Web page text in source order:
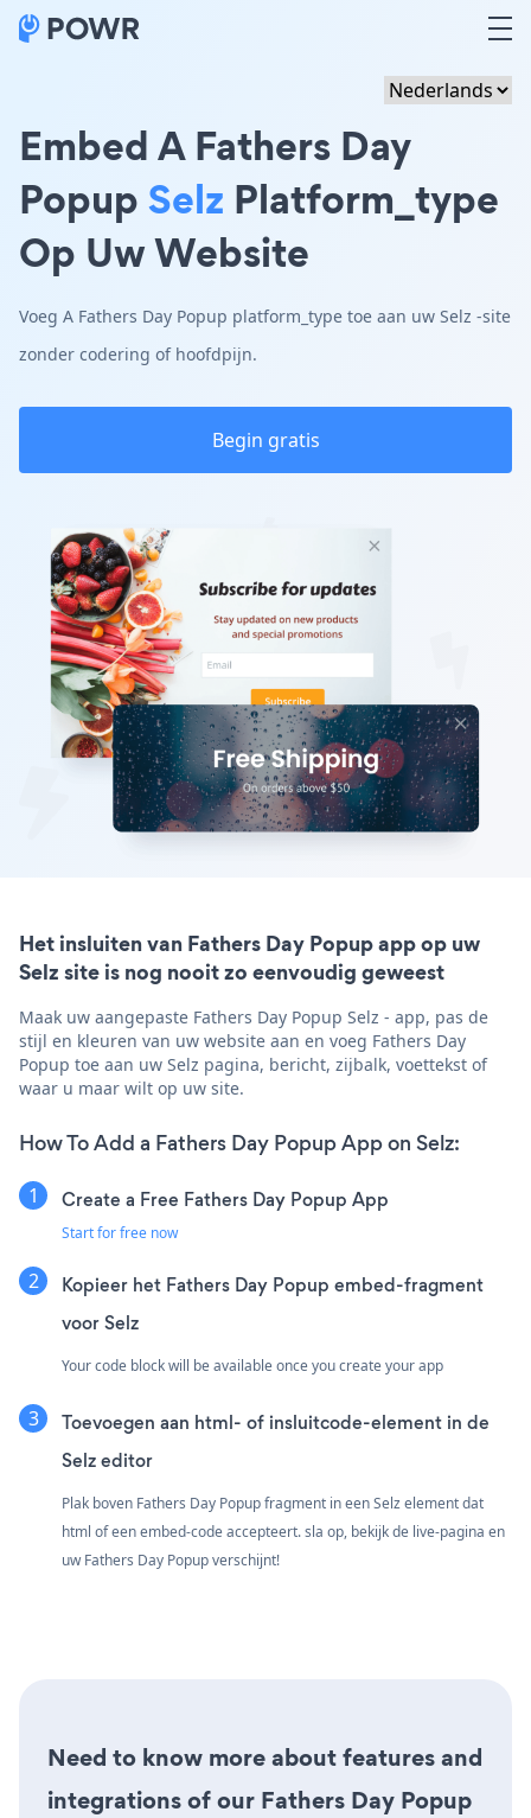
Embed A Fathers Day
PopupSelz Platform_type
Op Uw Website
Voeg A Fathers Day Popup platform_type toe aan uw Selz -site
zonder codering of hoofdpijn.
Begin gratis
Het insluiten van Fathers Day Popup app op uw
Selz site is nog nooit zo eenvoudig geweest
Maak uw aangepaste Fathers Day Popup Selz - app, pas de
stijl en kleuren van uw website aan en voeg Fathers Day
Popup toe aan uw Selz pagina, bericht, zijbalk, voettekst of
waar u maar wilt op uw site.
How To Add a Fathers Day Popup App on Selz:
Create a Free Fathers Day Popup App
Start for free now
Kopieer het Fathers Day Popup embed-fragment
voor Selz
Your code block will be available once you create your app
Toevoegen aan html- of insluitcode-element in de
Selz editor
Plak boven Fathers Day Popup fragment in een Selz element dat
html of een embed-code accepteert. sla op, bekijk de live-pagina en
uw Fathers Day Popup verschijnt!
Need to know more about features and
integrations of our Fathers Day Popup